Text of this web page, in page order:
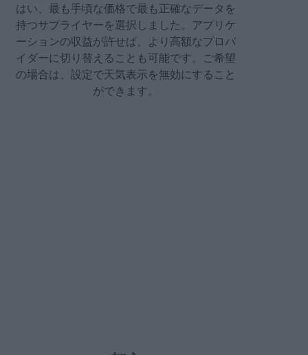
はい、最も手頃な価格で最も正確なデータを
持つサプライヤーを選択しました。アプリケ
ーションの収益が許せば、より高額なプロバ
イダーに切り替えることも可能です。ご希望
の場合は、設定で天気表示を無効にすること
ができます。